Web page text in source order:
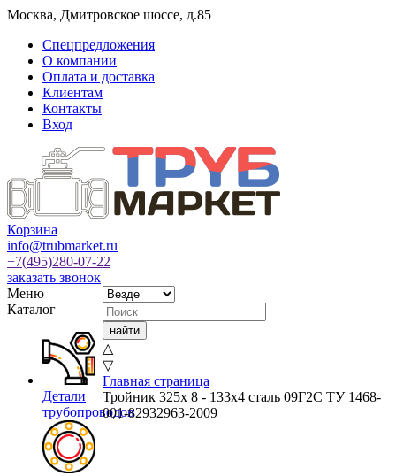
Москва, Дмитровское шоссе, д.85
Спецпредложения
О компании
Оплата и доставка
Клиентам
Контакты
Вход
Корзина
info@trubmarket.ru
+7(495)280-07-22
заказать звонок
Меню
Каталог
Детали
трубопроводов
△
▽
Главная страница
Тройник 325х 8 - 133х4 сталь 09Г2С ТУ 1468-
001-82932963-2009